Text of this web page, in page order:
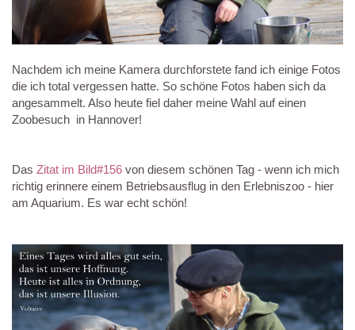
Nachdem ich meine Kamera durchforstete fand ich einige Fotos
die ich total vergessen hatte. So schöne Fotos haben sich da
angesammelt. Also heute fiel daher meine Wahl auf einen
Zoobesuch in Hannover!
Das Zitat im Bild#156 von diesem schönen Tag - wenn ich mich
richtig erinnere einem Betriebsausflug in den Erlebniszoo - hier
am Aquarium. Es war echt schön!